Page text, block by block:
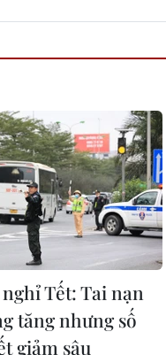
Tết: Tai nạn
tăng nhưng số
giảm sâu